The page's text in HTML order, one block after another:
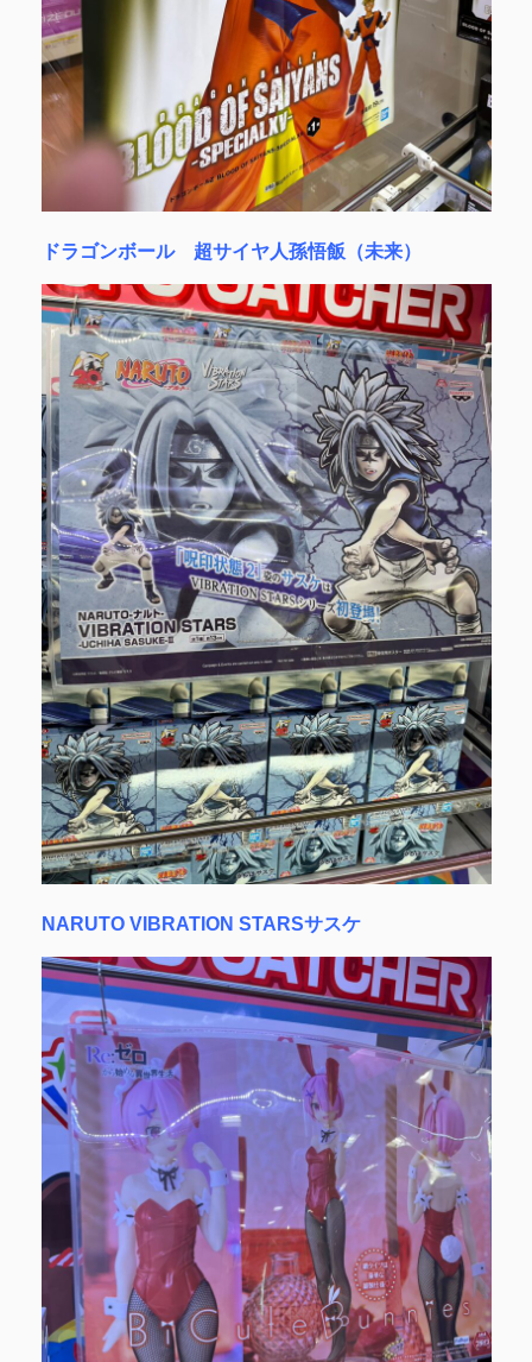
ドラゴンボール 超サイヤ人孫悟飯（未来）
NARUTO VIBRATION STARSサスケ